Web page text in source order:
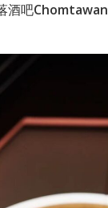
酒吧Chomtawan